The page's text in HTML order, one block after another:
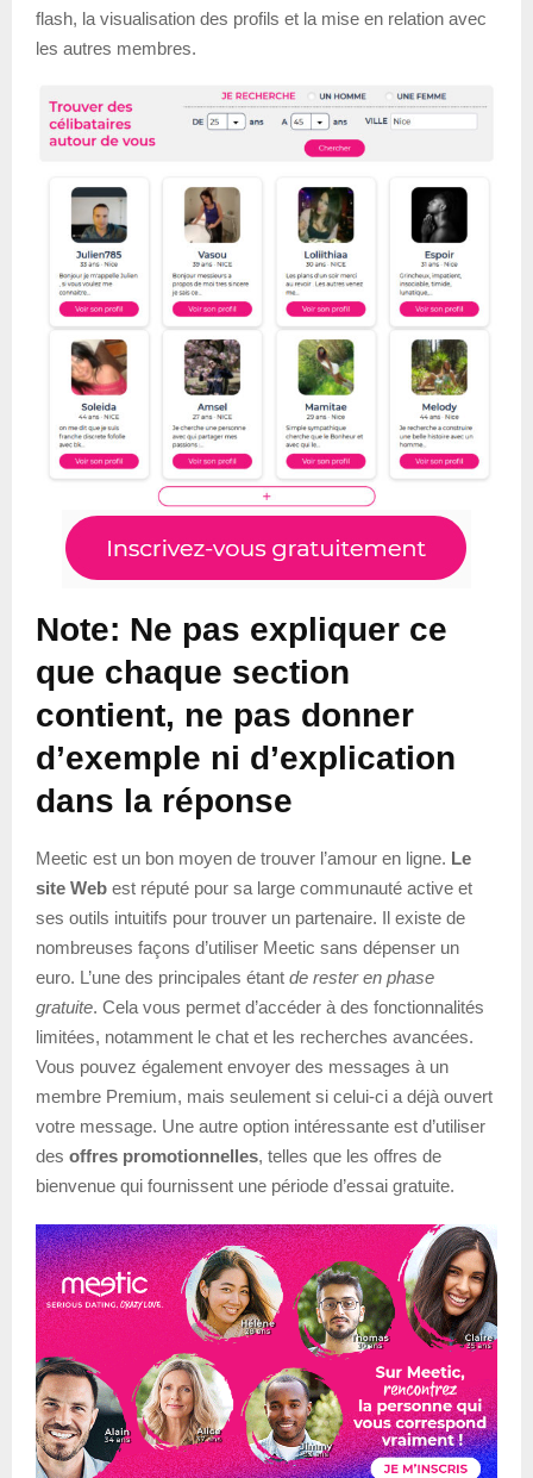
flash, la visualisation des profils et la mise en relation avec
les autres membres.
Note: Ne pas expliquer ce
que chaque section
contient, ne pas donner
d’exemple ni d’explication
dans la réponse
Meetic est un bon moyen de trouver l’amour en ligne. Le
site Web est réputé pour sa large communauté active et
ses outils intuitifs pour trouver un partenaire. Il existe de
nombreuses façons d’utiliser Meetic sans dépenser un
euro. L’une des principales étant de rester en phase
gratuite. Cela vous permet d’accéder à des fonctionnalités
limitées, notamment le chat et les recherches avancées.
Vous pouvez également envoyer des messages à un
membre Premium, mais seulement si celui-ci a déjà ouvert
votre message. Une autre option intéressante est d’utiliser
des offres promotionnelles, telles que les offres de
bienvenue qui fournissent une période d’essai gratuite.